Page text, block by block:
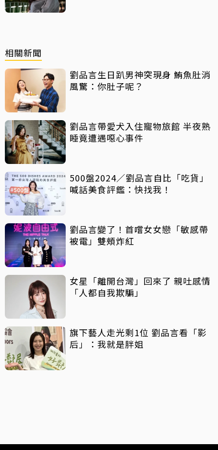
相關新聞
劉品言生日趴男神突現身 鮪魚肚消
風驚：你肚子呢？
劉品言帶愛犬入住寵物旅館 半夜熟
睡竟遭遇噁心事件
500盤2024／劉品言自比「吃貨」
喊話美食評鑑：快找我！
劉品言變了！首嚐女女戀「敏感帶
被電」雙頰炸紅
女星「離開台灣」回來了 親吐感情
「人都自我欺騙」
旗下藝人走光剩1位 劉品言看「影
后」：我就是胖姐